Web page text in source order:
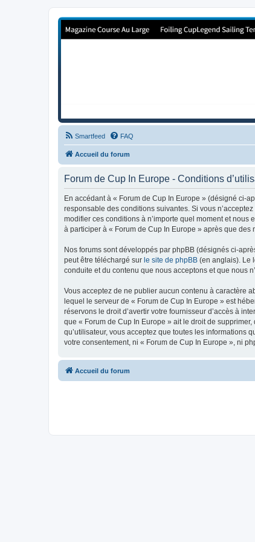
Forum de Cup In Europe
Smartfeed FAQ
Accueil du forum
Forum de Cup In Europe - Conditions
En accédant à « Forum de Cup In Europe » (désigné ci-
responsable des conditions suivantes. Si vous
modifier ces conditions à n’importe quel moment et
à participer à « Forum de Cup In Europe » après que
Nos forums sont développés par phpBB (désignés ci-
peut être téléchargé sur le site de phpBB (en anglais). Le
conduite et du contenu que nous acceptons et que nous
Vous acceptez de ne publier aucun contenu à caractère
lequel le serveur de « Forum de Cup In Europe » est
réservons le droit d’avertir votre fournisseur d’accès à
que « Forum de Cup In Europe » ait le droit de
qu’utilisateur, vous acceptez que toutes les informations
votre consentement, ni « Forum de Cup In Europe », ni
Accueil du forum